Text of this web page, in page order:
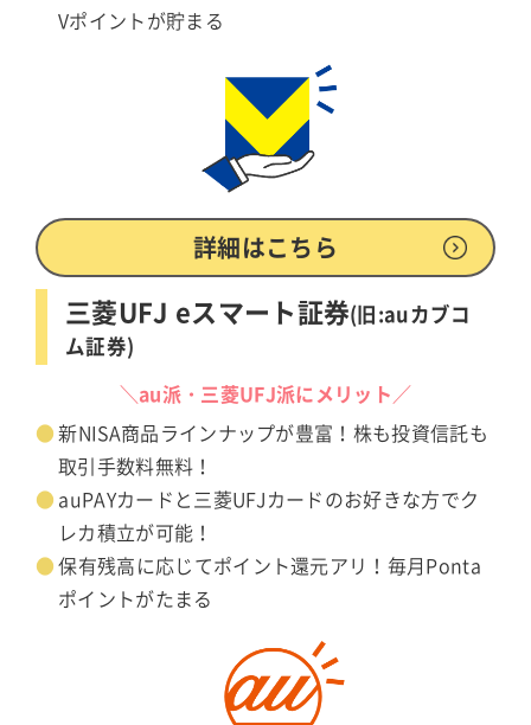
Vポイントが貯まる
詳細はこちら
三菱UFJ eスマート証券(旧:auカブコ
ム証券)
＼au派・三菱UFJ派にメリット／
新NISA商品ラインナップが豊富！株も投資信託も
取引手数料無料！
auPAYカードと三菱UFJカードのお好きな方でク
レカ積立が可能！
保有残高に応じてポイント還元アリ！毎月Ponta
ポイントがたまる